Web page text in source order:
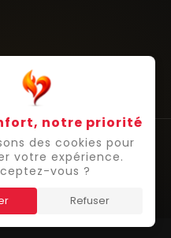
réservés.
Cofidis Virement
Cookies
notre priorité
des cookies pour
votre expérience.
vous ?
Refuser